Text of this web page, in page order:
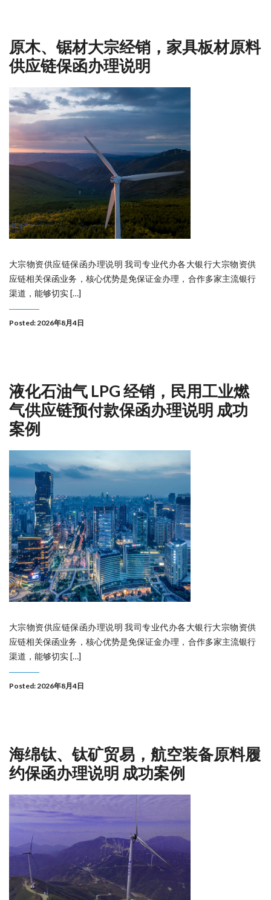
原木、锯材大宗经销，家具板材原料
供应链保函办理说明
大宗物资供应链保函办理说明 我司专业代办各大银行大宗物资供
应链相关保函业务，核心优势是免保证金办理，合作多家主流银行
渠道，能够切实 […]
Posted: 2026年8月4日
液化石油气 LPG 经销，民用工业燃
气供应链预付款保函办理说明 成功
案例
大宗物资供应链保函办理说明 我司专业代办各大银行大宗物资供
应链相关保函业务，核心优势是免保证金办理，合作多家主流银行
渠道，能够切实 […]
Posted: 2026年8月4日
海绵钛、钛矿贸易，航空装备原料履
约保函办理说明 成功案例